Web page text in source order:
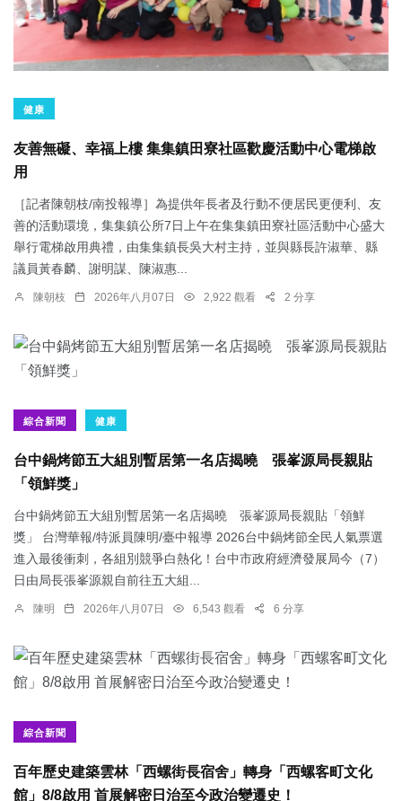
健康
友善無礙、幸福上樓 集集鎮田寮社區歡慶活動中心電梯啟
用
［記者陳朝枝/南投報導］為提供年長者及行動不便居民更便利、友
善的活動環境，集集鎮公所7日上午在集集鎮田寮社區活動中心盛大
舉行電梯啟用典禮，由集集鎮長吳大村主持，並與縣長許淑華、縣
議員黃春麟、謝明謀、陳淑惠...
陳朝枝 2026年八月07日 2,922 觀看 2 分享
綜合新聞 健康
台中鍋烤節五大組別暫居第一名店揭曉 張峯源局長親貼
「領鮮獎」
台中鍋烤節五大組別暫居第一名店揭曉 張峯源局長親貼「領鮮
獎」 台灣華報/特派員陳明/臺中報導 2026台中鍋烤節全民人氣票選
進入最後衝刺，各組別競爭白熱化！台中市政府經濟發展局今（7）
日由局長張峯源親自前往五大組...
陳明 2026年八月07日 6,543 觀看 6 分享
綜合新聞
百年歷史建築雲林「西螺街長宿舍」轉身「西螺客町文化
館」8/8啟用 首展解密日治至今政治變遷史！